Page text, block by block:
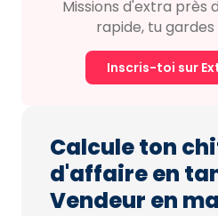
Missions d'extra près
rapide, tu
Inscris-toi sur
Calcule ton
d'affaire en
Vendeur en